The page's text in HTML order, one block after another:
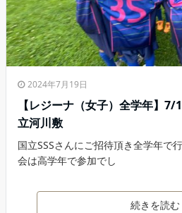
2024年7月19日
【レジーナ（女子）全学年】
立河川敷
国立SSSさんにご招待頂き全学年で
会は高学年で参加でし
続きを読む